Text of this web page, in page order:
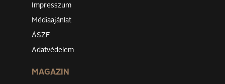
Impresszum
Médiaajánlat
ÁSZF
Adatvédelem
MAGAZIN